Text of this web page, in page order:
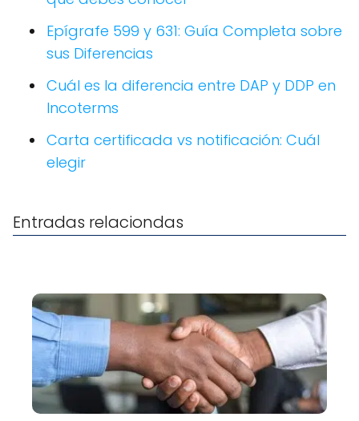
Epígrafe 599 y 631: Guía Completa sobre
sus Diferencias
Cuál es la diferencia entre DAP y DDP en
Incoterms
Carta certificada vs notificación: Cuál
elegir
Entradas relaciondas